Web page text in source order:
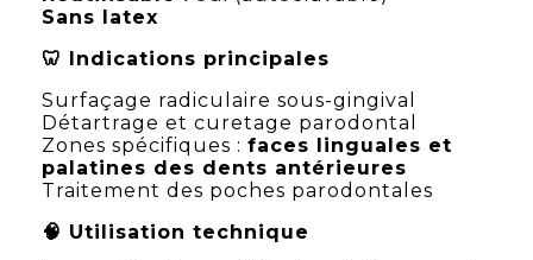
Sans latex
🦷 Indications principales
Surfaçage radiculaire sous-gingival
Détartrage et curetage parodontal
Zones spécifiques : faces linguales et
palatines des dents antérieures
Traitement des poches parodontales
🧠 Utilisation technique